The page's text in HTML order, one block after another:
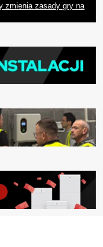
zmienia zasady gry na